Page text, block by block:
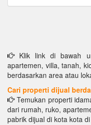
Klik link di bawah
apartemen, villa, tanah,
berdasarkan area atau
Cari properti dijual
Temukan properti
dari rumah, ruko,
pabrik dijual di kota kota